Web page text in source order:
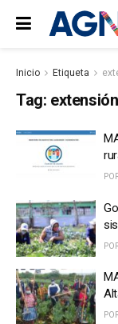
Inicio Etiqueta
Tag: